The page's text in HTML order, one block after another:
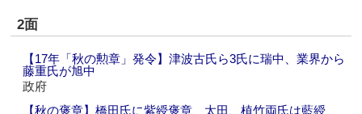
2面
【17年「秋の勲章」発令】津波古氏ら3氏に瑞中、業界から
藤重氏が旭中
政府
【秋の褒章】橋田氏に紫綬褒章、太田、植竹両氏は藍綬